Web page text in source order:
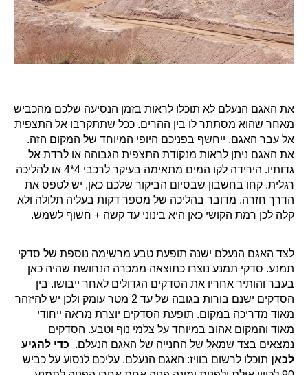
את האגם הנעלם לא תוכלו לראות בזמן הנסיעה שלכם מהכביש
מאחר שהוא מסתתר לו בין ההרים. ככל שתתקרבו אל התצפית
אל עבר האגם, ייחשף בפניכם היופי המיוחד של המקום הזה.
את האגם ניתן לראות מנקודת התצפית הגבוהה או לרדת אל
גדותיו. הירידה לקו המים מתאימה בעיקר לרכבי 4*4 או להליכה
רגלית. קחו בחשבון שבסיום הביקור שלכם כאן, יש לטפס את
הדרך חזרה. מדובר בהליכה של מספר דקות בעליה תלולה ולא
קלה לכן רמת הקושי כאן היא בינוני עד קשה + חשוף לשמש.
לצד האגם הנעלם ישנה תופעת טבע מרשימה נוספת של סדקי
תמנע. סדקי תמנע נוצרו כתוצאה ממכרה הנחושת שהיה כאן
בעבר והותיר אחריו את הסדקים הגדולים לאחר ייבושו. בין
הסדקים ישנם בורות בגובה של עד 2 מטר עומק ולכן יש להיזהר
מאוד מדריכה במקום. תופעת הסדקים יוצרת מראה ייחודי
מאוד והמקום אהוב במיוחד על צלמי נוף וטבע. הסדקים
נמצאים בצד שמאל של החנייה של האגם הנעלם. כדי להגיע
לכאן תוכלו לרשום בוויז: האגם הנעלם. עליכם לנסוע על כביש